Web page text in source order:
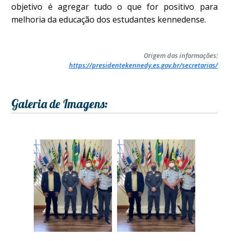
objetivo é agregar tudo o que for positivo para
melhoria da educação dos estudantes kennedense.
Origem das informações:
https://presidentekennedy.es.gov.br/secretarias/
Galeria de Imagens: